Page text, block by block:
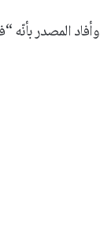
وأفاد المصدر بأنّه